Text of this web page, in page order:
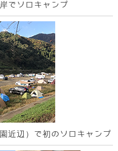
でソロキャンプ
近辺）で初のソロキャンプ